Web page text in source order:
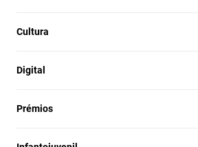
Cultura
Digital
Prémios